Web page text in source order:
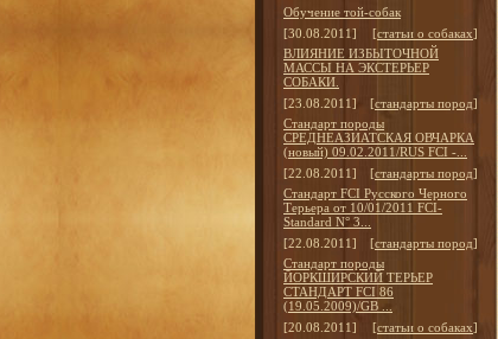
Обучение той-собак
[30.08.2011]
[статьи о собаках]
ВЛИЯНИЕ ИЗБЫТОЧНОЙ
МАССЫ НА ЭКСТЕРЬЕР
СОБАКИ.
[23.08.2011]
[стандарты пород]
Стандарт породы
СРЕДНЕАЗИАТСКАЯ ОВЧАРКА
(новый) 09.02.2011/RUS FCI -...
[22.08.2011]
[стандарты пород]
Стандарт FCI Русского Черного
Терьера от 10/01/2011 FCI-
Standard N° 3...
[22.08.2011]
[стандарты пород]
Стандарт породы
ЙОРКШИРСКИЙ ТЕРЬЕР
СТАНДАРТ FCI 86
(19.05.2009)/GB ...
[20.08.2011]
[статьи о собаках]